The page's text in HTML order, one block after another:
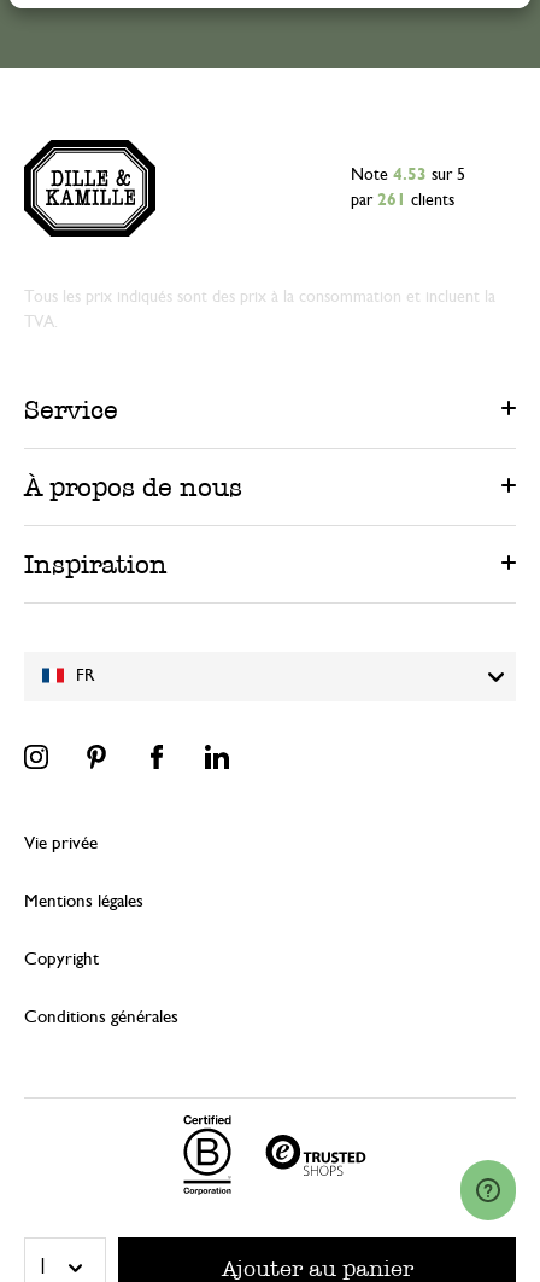
Ajouter au panier
FR
Note 4.53 sur 5
par 261 clients
Tous les prix indiqués sont des prix à la consommation et incluent la
TVA.
Service
À propos de nous
Inspiration
Vie privée
Mentions légales
Copyright
Conditions générales
© 2026 Dille & Kamille (Nederland) B.V.